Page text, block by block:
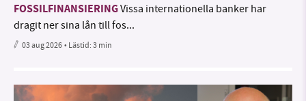
FOSSILFINANSIERINGVissa internationella banker har
dragit ner sina lån till fos...
03 aug 2026• Lästid:3 min